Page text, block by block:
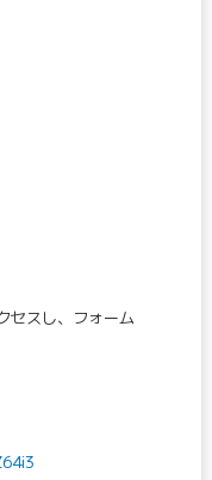
セスし、フォーム